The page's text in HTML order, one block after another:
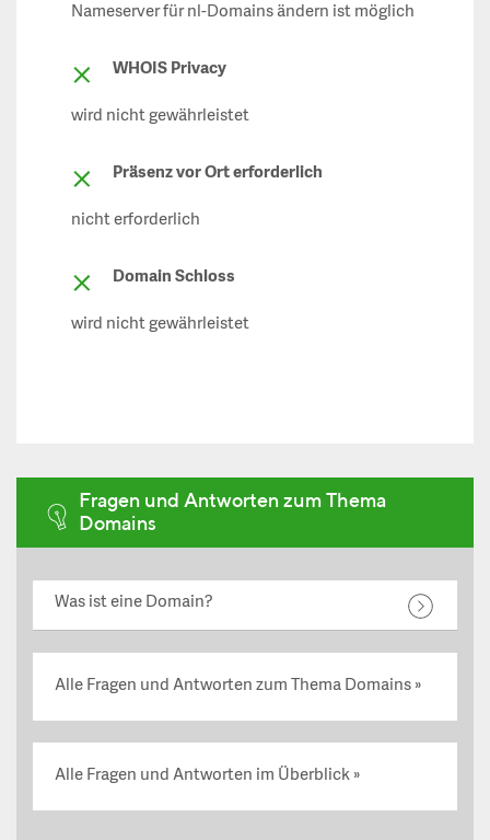
Nameserver für nl-Domains ändern ist möglich
WHOIS Privacy
wird nicht gewährleistet
Präsenz vor Ort erforderlich
nicht erforderlich
Domain Schloss
wird nicht gewährleistet
Fragen und Antworten zum Thema
Domains
Was ist eine Domain?
Alle Fragen und Antworten zum Thema Domains
Alle Fragen und Antworten im Überblick